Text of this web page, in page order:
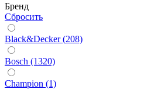
Бренд
Сбросить
Black&Decker (208)
Bosch (1320)
Champion (1)